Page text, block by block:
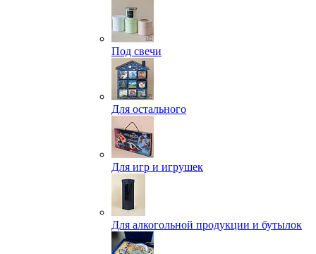
Под свечи
Для остального
Для игр и игрушек
Для алкогольной продукции и бутылок